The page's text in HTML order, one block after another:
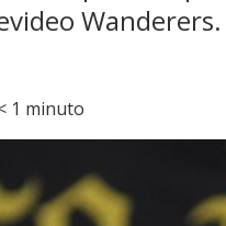
1 minuto